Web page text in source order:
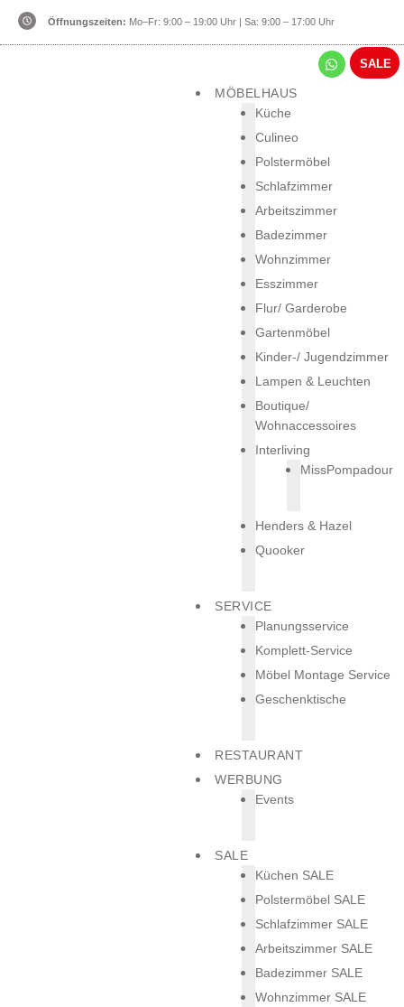
Zum
Öffnungszeiten: Mo–Fr: 9:00 – 19:00 Uhr | Sa: 9:00 – 17:00 Uhr
SALE
MÖBELHAUS
Küche
Culineo
Polstermöbel
Schlafzimmer
Arbeitszimmer
Badezimmer
Wohnzimmer
Esszimmer
Flur/ Garderobe
Gartenmöbel
Kinder-/ Jugendzimmer
Lampen & Leuchten
Boutique/
Wohnaccessoires
Interliving
MissPompadour
Henders & Hazel
Quooker
SERVICE
Planungsservice
Komplett-Service
Möbel Montage Service
Geschenktische
RESTAURANT
WERBUNG
Events
SALE
Küchen SALE
Polstermöbel SALE
Schlafzimmer SALE
Arbeitszimmer SALE
Badezimmer SALE
Wohnzimmer SALE